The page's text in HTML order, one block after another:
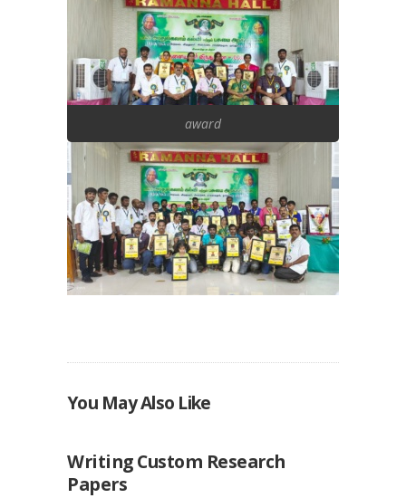
award
You May Also Like
UNCATEGORIZED
Writing Custom Research
Papers